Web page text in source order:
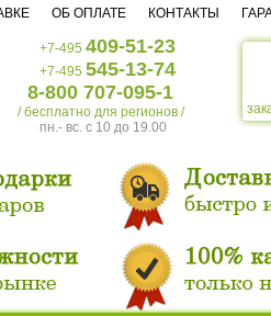
+7-495 409-51-23
+7-495 545-13-74
8-800 707-095-1
/ бесплатно для регионов /
пн.- вс. c 10 до 19.00
ОБ ОПЛАТЕ КОНТАКТЫ